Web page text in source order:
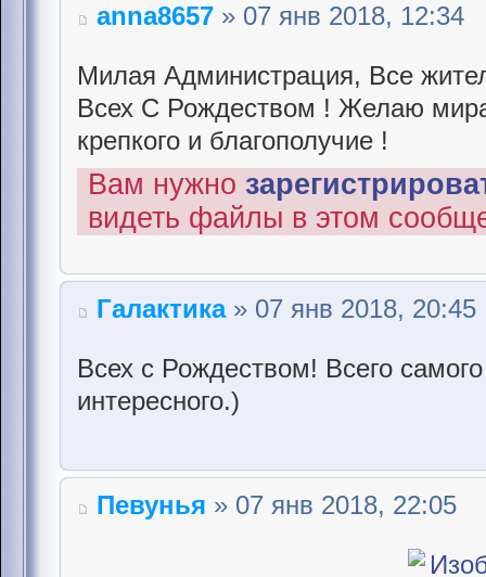
anna8657 » 07 янв 2018, 12:34
Милая Администрация, Все
Всех С Рождеством ! Желаю
крепкого и благополучие !
Вам нужно
видеть файлы в этом
Галактика» 07 янв 2018, 20:45
Всех с Рождеством! Всего
интересного.)
Певунья » 07 янв 2018, 22:05